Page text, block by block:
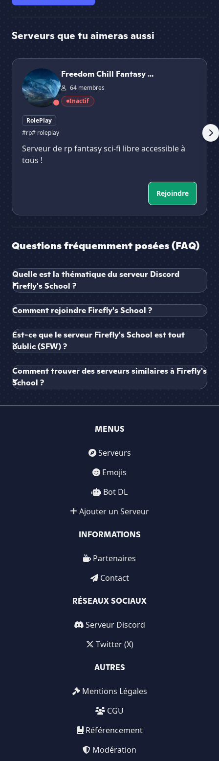
Serveurs que tu aimeras aussi
Freedom Chill Fantasy World Rp V2
Freedom Chill Fantasy ...
64 membres
Inactif
RolePlay
#rp# roleplay
Serveur de rp fantasy sci-fi libre accessible à
tous !
Rejoindre
Questions fréquemment posées (FAQ)
Quelle est la thématique du serveur Discord
Firefly's School ?
Comment rejoindre Firefly's School ?
Est-ce que le serveur Firefly's School est tout
public (SFW) ?
Comment trouver des serveurs similaires à Firefly's
School ?
MENUS
Serveurs
Emojis
Bot DL
Ajouter un Serveur
INFORMATIONS
Partenaires
Contact
RÉSEAUX SOCIAUX
Serveur Discord
Twitter (X)
AUTRES
Mentions Légales
CGU
Référencement
Modération